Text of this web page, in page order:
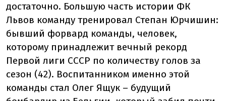
достаточно. Большую часть истории ФК
Львов команду тренировал Степан Юрчишин:
бывший форвард команды, человек,
которому принадлежит вечный рекорд
Первой лиги СССР по количеству голов за
сезон (42). Воспитанником именно этой
команды стал Олег Ящук – будущий